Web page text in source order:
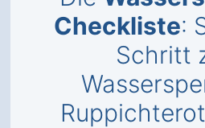
Checkliste:
Schritt